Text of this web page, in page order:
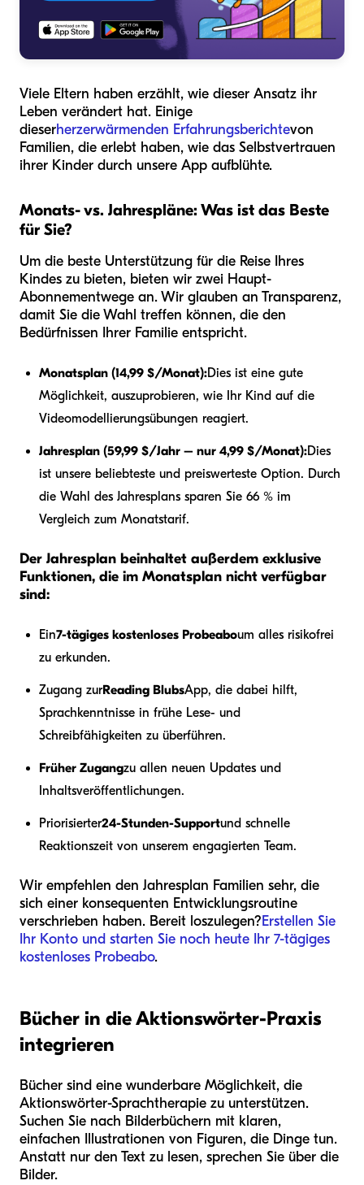
Viele Eltern haben erzählt, wie dieser Ansatz ihr
Leben verändert hat. Einige
dieserherzerwärmenden Erfahrungsberichtevon
Familien, die erlebt haben, wie das Selbstvertrauen
ihrer Kinder durch unsere App aufblühte.
Monats- vs. Jahrespläne: Was ist das Beste
für Sie?
Um die beste Unterstützung für die Reise Ihres
Kindes zu bieten, bieten wir zwei Haupt-
Abonnementwege an. Wir glauben an Transparenz,
damit Sie die Wahl treffen können, die den
Bedürfnissen Ihrer Familie entspricht.
Monatsplan (14,99 $/Monat):Dies ist eine gute
Möglichkeit, auszuprobieren, wie Ihr Kind auf die
Videomodellierungsübungen reagiert.
Jahresplan (59,99 $/Jahr – nur 4,99 $/Monat):Dies
ist unsere beliebteste und preiswerteste Option. Durch
die Wahl des Jahresplans sparen Sie 66 % im
Vergleich zum Monatstarif.
Der Jahresplan beinhaltet außerdem exklusive
Funktionen, die im Monatsplan nicht verfügbar
sind:
Ein7-tägiges kostenloses Probeaboum alles risikofrei
zu erkunden.
Zugang zurReading BlubsApp, die dabei hilft,
Sprachkenntnisse in frühe Lese- und
Schreibfähigkeiten zu überführen.
Früher Zugangzu allen neuen Updates und
Inhaltsveröffentlichungen.
Priorisierter24-Stunden-Supportund schnelle
Reaktionszeit von unserem engagierten Team.
Wir empfehlen den Jahresplan Familien sehr, die
sich einer konsequenten Entwicklungsroutine
verschrieben haben. Bereit loszulegen?Erstellen Sie
Ihr Konto und starten Sie noch heute Ihr 7-tägiges
kostenloses Probeabo.
Bücher in die Aktionswörter-Praxis
integrieren
Bücher sind eine wunderbare Möglichkeit, die
Aktionswörter-Sprachtherapie zu unterstützen.
Suchen Sie nach Bilderbüchern mit klaren,
einfachen Illustrationen von Figuren, die Dinge tun.
Anstatt nur den Text zu lesen, sprechen Sie über die
Bilder.